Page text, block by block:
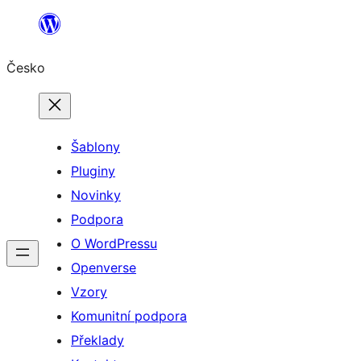
Přeskočit
obsah
Česko
Šablony
Pluginy
Novinky
Podpora
O WordPressu
Openverse
Vzory
Komunitní podpora
Překlady